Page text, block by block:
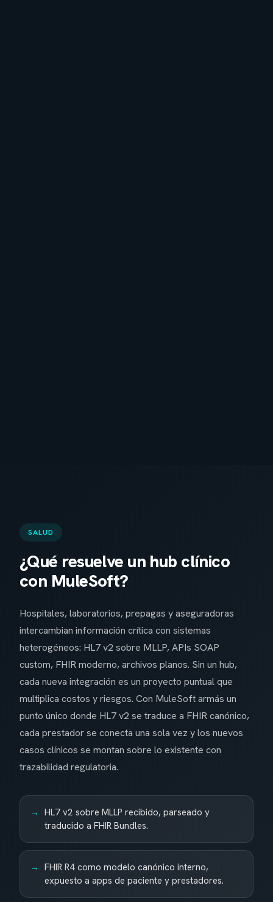
SALUD
¿Qué resuelve un hub clínico
con MuleSoft?
Hospitales, laboratorios, prepagas y aseguradoras
intercambian información crítica con sistemas
heterogéneos: HL7 v2 sobre MLLP, APIs SOAP
custom, FHIR moderno, archivos planos. Sin un hub,
cada nueva integración es un proyecto puntual que
multiplica costos y riesgos. Con MuleSoft armás un
punto único donde HL7 v2 se traduce a FHIR canónico,
cada prestador se conecta una sola vez y los nuevos
casos clínicos se montan sobre lo existente con
trazabilidad regulatoria.
HL7 v2 sobre MLLP recibido, parseado y
traducido a FHIR Bundles.
FHIR R4 como modelo canónico interno,
expuesto a apps de paciente y prestadores.